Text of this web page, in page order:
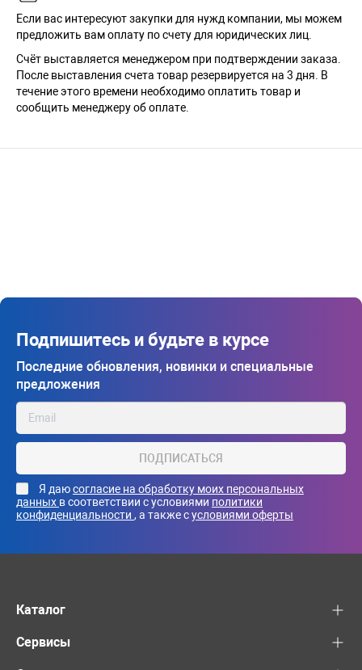
Если вас интересуют закупки для нужд компании, мы можем
предложить вам оплату по счету для юридических лиц.
Счёт выставляется менеджером при подтверждении заказа.
После выставления счета товар резервируется на 3 дня. В
течение этого времени необходимо оплатить товар и
сообщить менеджеру об оплате.
Подпишитесь и будьте в курсе
Последние обновления, новинки и специальные
предложения
ПОДПИСАТЬСЯ
Я даюсогласие на обработку моих персональных
данных в соответствии с условиями политики
конфиденциальности , а также сусловиями оферты
Каталог
Сервисы